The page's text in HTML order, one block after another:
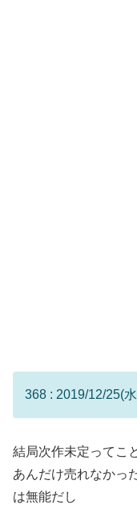
368 : 2019/12/25(
結局次作未定ってこ
あんだけ売れなかっ
は無能だし